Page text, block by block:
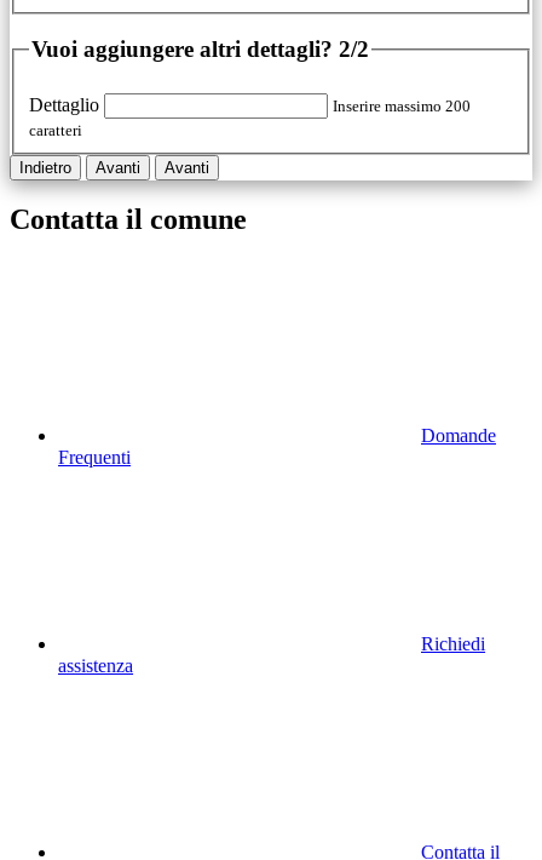
Vuoi aggiungere altri dettagli? 2/2
Dettaglio
Inserire massimo 200
caratteri
Indietro Avanti Avanti
Contatta il comune
Domande
Frequenti
Richiedi
assistenza
Contatta il